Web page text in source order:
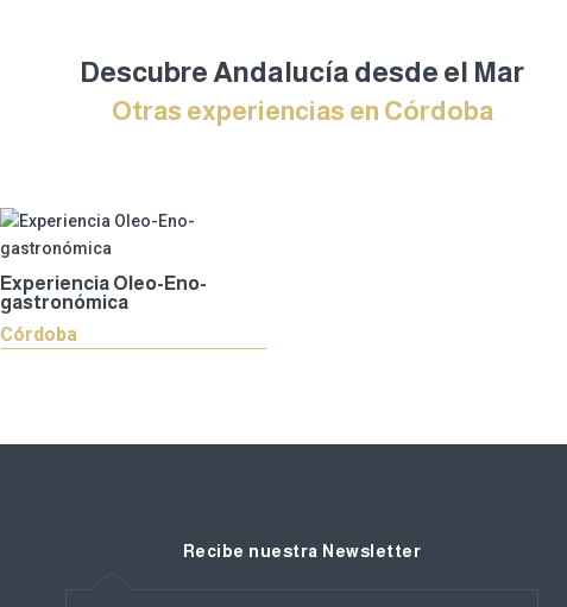
Descubre Andalucía desde el Mar
Otras experiencias en Córdoba
Experiencia Oleo-Eno-
gastronómica
Córdoba
Recibe nuestra Newsletter